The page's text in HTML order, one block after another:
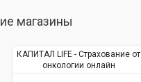
магазины
КАПИТАЛ LIFE - Страхование от
онкологии онлайн